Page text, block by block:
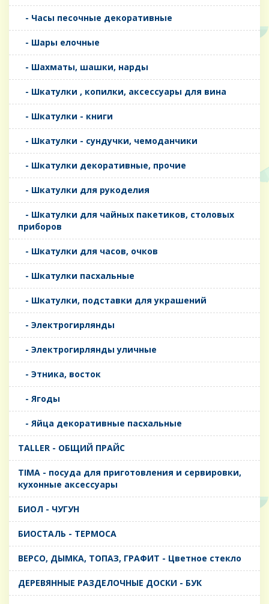
- Часы песочные декоративные
- Шары елочные
- Шахматы, шашки, нарды
- Шкатулки , копилки, аксессуары для вина
- Шкатулки - книги
- Шкатулки - сундучки, чемоданчики
- Шкатулки декоративные, прочие
- Шкатулки для рукоделия
- Шкатулки для чайных пакетиков, столовых
приборов
- Шкатулки для часов, очков
- Шкатулки пасхальные
- Шкатулки, подставки для украшений
- Электрогирлянды
- Электрогирлянды уличные
- Этника, восток
- Ягоды
- Яйца декоративные пасхальные
TALLER - ОБЩИЙ ПРАЙС
TIMA - посуда для приготовления и сервировки,
кухонные аксессуары
БИОЛ - ЧУГУН
БИОСТАЛЬ - ТЕРМОСА
ВЕРСО, ДЫМКА, ТОПАЗ, ГРАФИТ - Цветное стекло
ДЕРЕВЯННЫЕ РАЗДЕЛОЧНЫЕ ДОСКИ - БУК